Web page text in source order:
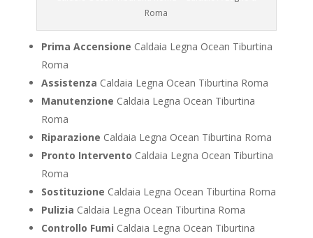
Roma
Prima Accensione Caldaia Legna Ocean Tiburtina
Roma
Assistenza Caldaia Legna Ocean Tiburtina Roma
Manutenzione Caldaia Legna Ocean Tiburtina
Roma
Riparazione Caldaia Legna Ocean Tiburtina Roma
Pronto Intervento Caldaia Legna Ocean Tiburtina
Roma
Sostituzione Caldaia Legna Ocean Tiburtina Roma
Pulizia Caldaia Legna Ocean Tiburtina Roma
Controllo Fumi Caldaia Legna Ocean Tiburtina